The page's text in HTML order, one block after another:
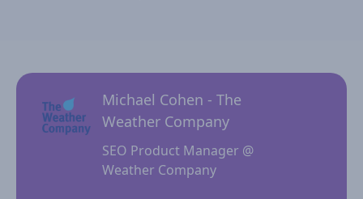
Michael Cohen - The
Weather Company
SEO Product Manager @
Weather Company